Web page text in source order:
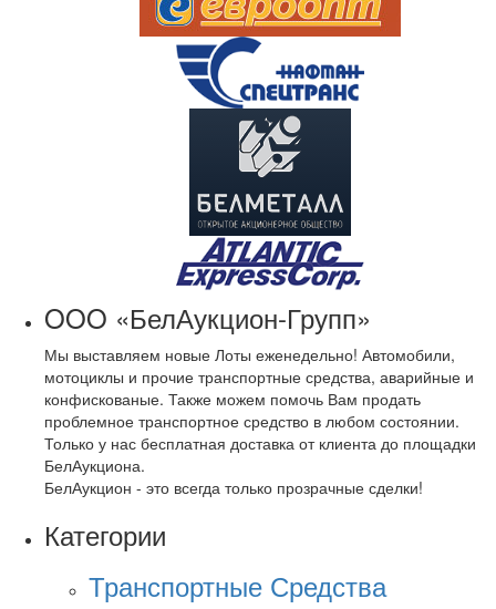
OOO «БелАукцион-Групп»
Мы выставляем новые Лоты еженедельно! Автомобили,
мотоциклы и прочие транспортные средства, аварийные и
конфискованые. Также можем помочь Вам продать
проблемное транспортное средство в любом состоянии.
Только у нас бесплатная доставка от клиента до площадки
БелАукциона.
БелАукцион - это всегда только прозрачные сделки!
Категории
Транспортные Средства